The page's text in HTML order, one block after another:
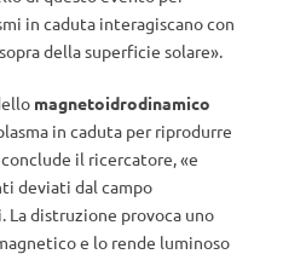
in caduta interagiscano con
della superficie solare».
magnetoidrodinamico
in caduta per riprodurre
il ricercatore, «e
deviati dal campo
distruzione provoca uno
e lo rende luminoso